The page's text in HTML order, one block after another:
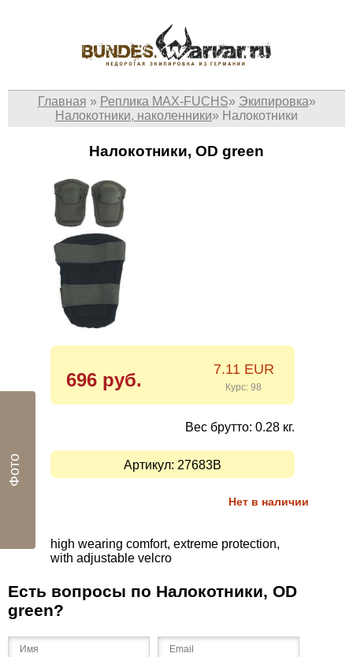
Главная » Реплика MAX-FUCHS» Экипировка»
Налокотники, наколенники» Налокотники
Налокотники, OD green
696 руб. 7.11 EUR
Курс: 98
Вес брутто: 0.28 кг.
Артикул: 27683B
Нет в наличии
high wearing comfort, extreme protection,
with adjustable velcro
Есть вопросы по Налокотники, OD
green?
Фото